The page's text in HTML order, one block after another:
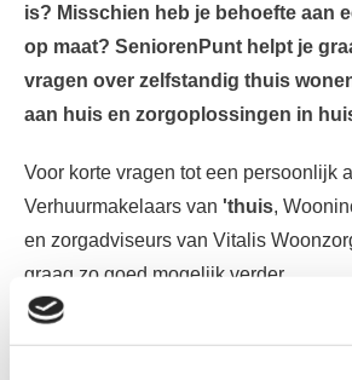
is? Misschien heb je behoefte aan
op maat? SeniorenPunt helpt je
vragen over zelfstandig thuis
aan huis en zorgoplossingen in
Voor korte vragen tot een persoonlijk
Verhuurmakelaars van 'thuis,
en zorgadviseurs van Vitalis
graag zo goed mogelijk verder.